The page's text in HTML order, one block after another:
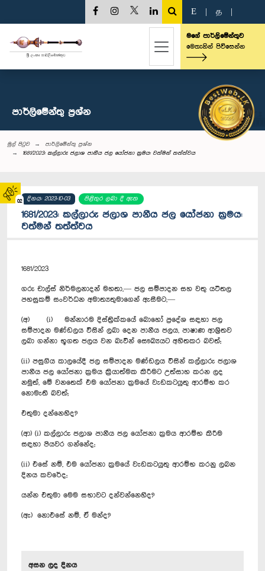
02
E த
මගේ පාර්ලිමේන්තුව
මෙතැනින් පිවිසෙන්න
පාර්ලි‌මේන්තු‌ ප්‍රශ්න
මුල් පිටුව
පාර්ලි‌මේන්තු‌ ප්‍රශ්න
1681/2023: කල්ලාරු ජලාශ පානීය ජල යෝජනා ක්‍රමය: වත්මන් තත්ත්වය
දිනය: 2023-10-03 පිළිතුර ලබා දී ඇත
1681/2023: කල්ලාරු ජලාශ පානීය ජල යෝජනා ක්‍රමය:
වත්මන් තත්ත්වය
1681/2023
ගරු චාල්ස් නිර්මලනාදන් මහතා,— ජල සම්පාදන සහ වතු යටිතල
පහසුකම් සංවර්ධන අමාත්‍යතුමාගෙන් ඇසීමට,—
(අ) (i) මන්නාරම දිස්ත්‍රික්කයේ බොහෝ ප්‍රදේශ සඳහා ජල
සම්පාදන මණ්ඩලය විසින් ලබා දෙන පානීය ජලය, පාෂාණ ආශ්‍රිතව
ලබා ගන්නා භූගත ජලය වන බැවින් සෞඛ්‍යයට අහිතකර බවත්;
(ii) පසුගිය කාලයේදී ජල සම්පාදන මණ්ඩලය විසින් කල්ලාරු ජලාශ
පානීය ජල යෝජනා ක්‍රමය ක්‍රියාත්මක කිරීම‍ට උත්සාහ කරන ලද
නමුත්, මේ වනතෙක් එම යෝජනා ක්‍රමයේ වැඩකටයුතු ආරම්භ කර
නොමැති බවත්;
එතුමා දන්නෙහිද?
(ආ) (i) කල්ලාරු ජලාශ පානීය ජල යෝජනා ක්‍රමය ආරම්භ කිරීම
සඳහා පියවර ගන්නේද;
(ii) එසේ නම්, එම යෝජනා ක්‍රමයේ වැඩකටයුතු ආරම්භ කරනු ලබන
දිනය කවරේද;
යන්න එතුමා මෙම සභාවට දන්වන්නෙහිද?
(ඇ) නොඑසේ නම්, ඒ මන්ද?
අසන ලද දිනය